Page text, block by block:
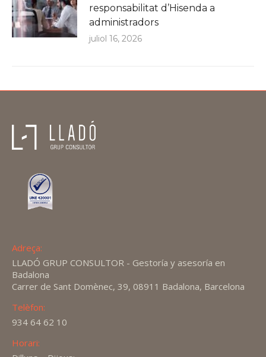
responsabilitat d’Hisenda a
administradors
juliol 16, 2026
Adreça:
LLADÓ GRUP CONSULTOR - Gestoría y asesoría en
Badalona
Carrer de Sant Domènec, 39, 08911 Badalona, Barcelona
Telèfon:
934 64 62 10
Horari: